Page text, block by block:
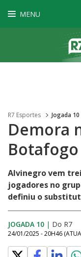
MENU
R7 Esportes Jogada 10
Demora
Alvinegro vem
jogadores no
definiu o
JOGADA 10 | Do R7
24/01/2025 - 20H46